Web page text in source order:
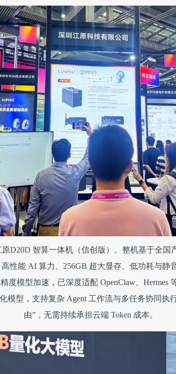
D20D 智算一体机（信创版）。整机基于全国
性能 AI 算力、256GB 超大显存、低功耗与静
度模型加速，已深度适配 OpenClaw、Hermes
模型，支持复杂 Agent 工作流与多任务协同执
由”，无需持续承担云端 Token 成本。